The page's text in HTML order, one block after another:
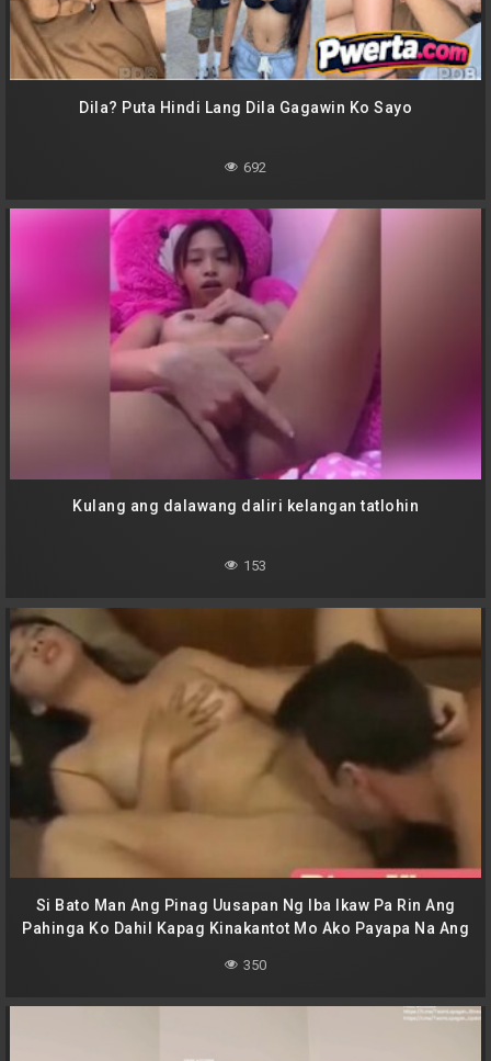
Dila? Puta Hindi Lang Dila Gagawin Ko Sayo
692
Kulang ang dalawang daliri kelangan tatlohin
153
Si Bato Man Ang Pinag Uusapan Ng Iba Ikaw Pa Rin Ang
Pahinga Ko Dahil Kapag Kinakantot Mo Ako Payapa Na Ang
350